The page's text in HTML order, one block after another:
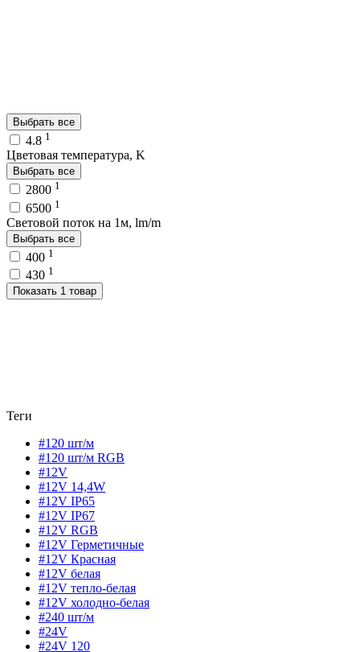
Выбрать все
4.8 1
Цветовая температура, K
Выбрать все
2800 1
6500 1
Световой поток на 1м, lm/m
Выбрать все
400 1
430 1
Показать 1 товар
Теги
#120 шт/м
#120 шт/м RGB
#12V
#12V 14,4W
#12V IP65
#12V IP67
#12V RGB
#12V Герметичные
#12V Красная
#12V белая
#12V тепло-белая
#12V холодно-белая
#240 шт/м
#24V
#24V 120